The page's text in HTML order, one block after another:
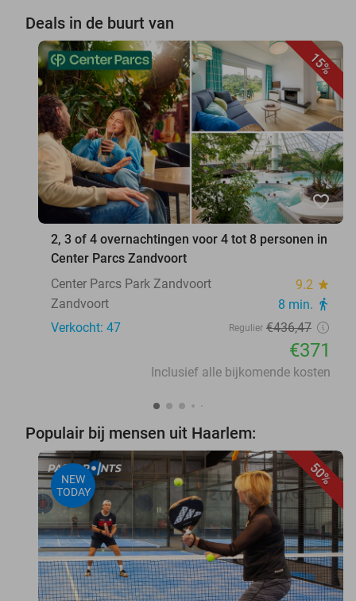
Deals in de buurt van
15%
favorite_border
2, 3 of 4 overnachtingen voor 4 tot 8 personen in
Center Parcs Zandvoort
Center Parcs Park Zandvoort
9.2 star
Zandvoort 8 min. directions_walk
Verkocht: 47 Regulier €436,47
€371
Inclusief alle bijkomende kosten
Populair bij mensen uit Haarlem:
50%
NEW
TODAY